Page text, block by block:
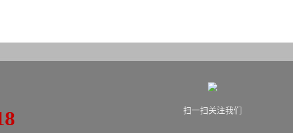
扫一扫关注我们